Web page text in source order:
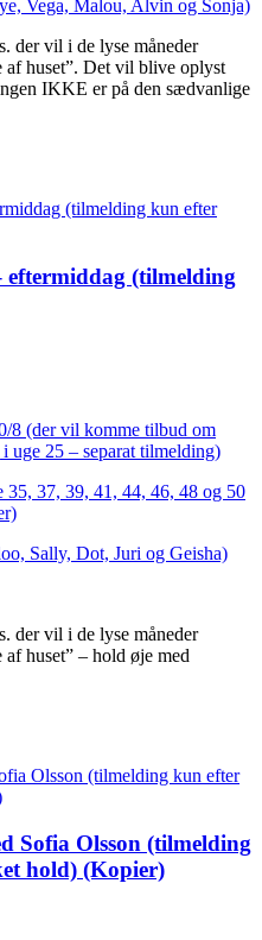
Vega, Malou, Alvin og Sonja)
der vil i de lyse måneder
huset”. Det vil blive oplyst
IKKE er på den sædvanlige
eftermiddag (tilmelding
8 (der vil komme tilbud om
uge 25 – separat tilmelding)
35, 37, 39, 41, 44, 46, 48 og 50
Sally, Dot, Juri og Geisha)
der vil i de lyse måneder
huset” – hold øje med
Sofia Olsson (tilmelding
hold) (Kopier)